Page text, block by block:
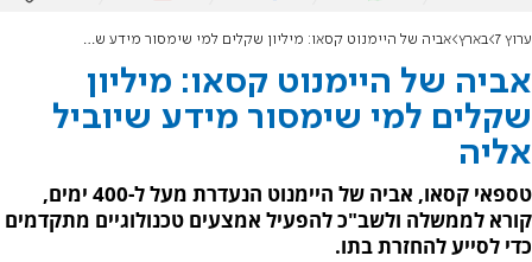
ערוץ 7 בארץ אביה של היימנוט קסאו: מיליון שקלים למי שימסור מידע שיוביל אליה
אביה של היימנוט קסאו: מיליון
שקלים למי שימסור מידע שיוביל
אליה
טספאי קסאו, אביה של היימנוט הנעדרת מעל ל-400 ימים,
קורא לממשלה ולשב"כ להפעיל אמצעים טכנולוגיים מתקדמים
כדי לסייע להחזרת בתו.